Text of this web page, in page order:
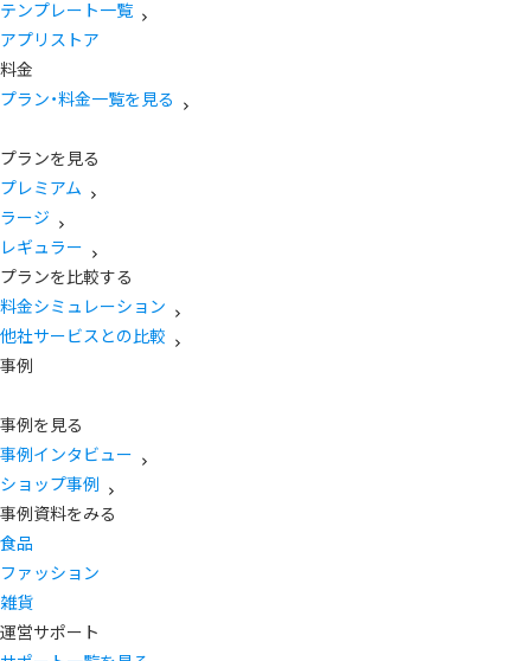
テンプレート一覧
アプリストア
料金
プラン・料金一覧を見る
プランを見る
プレミアム
ラージ
レギュラー
プランを比較する
料金シミュレーション
他社サービスとの比較
事例
事例を見る
事例インタビュー
ショップ事例
事例資料をみる
食品
ファッション
雑貨
運営サポート